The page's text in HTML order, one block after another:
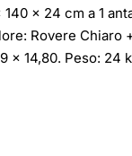
140 x 24 cm a 1
Rovere Chiaro
x 14,80. Peso: 24